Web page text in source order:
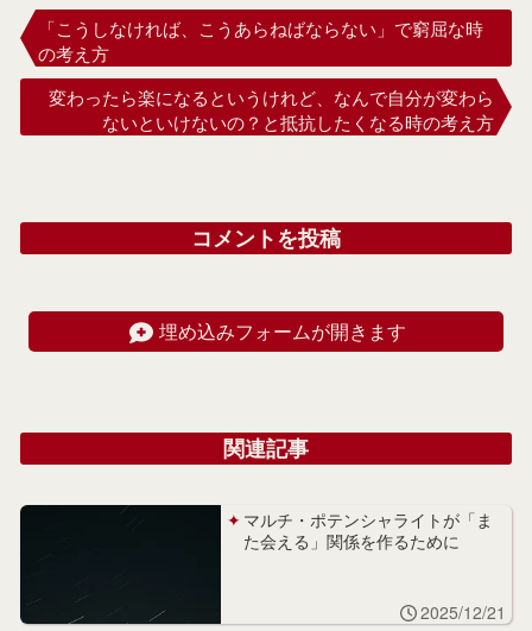
「こうしなければ、こうあらねばならない」で窮屈な時
の考え方
変わったら楽になるというけれど、なんで自分が変わら
ないといけないの？と抵抗したくなる時の考え方
コメントを投稿
埋め込みフォームが開きます
関連記事
マルチ・ポテンシャライトが「ま
た会える」関係を作るために
2025/12/21